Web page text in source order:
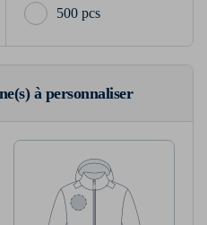
500 pcs
à personnaliser